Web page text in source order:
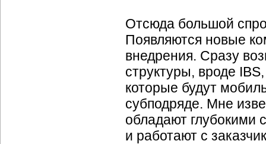
Отсюда большой
Появляются новые
внедрения. Сразу
структуры, вроде
которые будут
субподряде. Мне
обладают глубокими
и работают с